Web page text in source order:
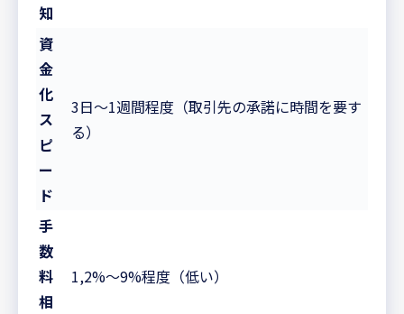
知
資
金
化
ス
ピ
ー
ド
3日〜1週間程度（取引先の承諾に時間を要す
る）
手
数
料
相
1,2%〜9%程度（低い）